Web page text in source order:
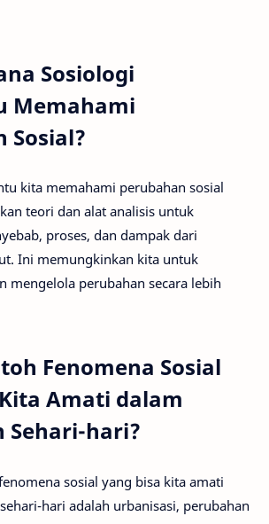
Sosiologi
Memahami
Sosial?
kita memahami perubahan sosial
teori dan alat analisis untuk
proses, dan dampak dari
Ini memungkinkan kita untuk
mengelola perubahan secara lebih
Fenomena Sosial
Amati dalam
Sehari-hari?
sosial yang bisa kita amati
hari adalah urbanisasi, perubahan